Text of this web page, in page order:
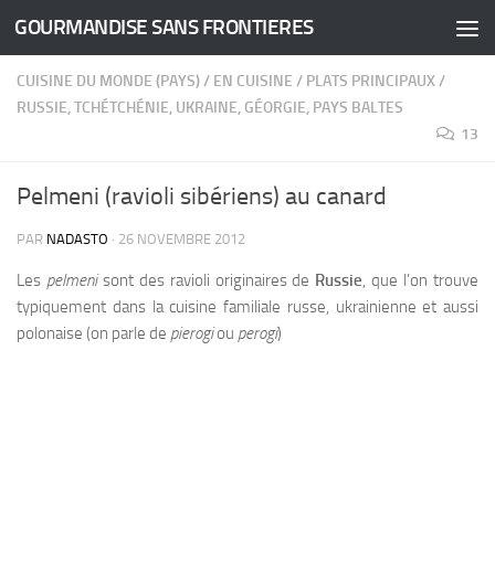
Skip to content
GOURMANDISE SANS FRONTIERES
CUISINE DU MONDE (PAYS)/ EN CUISINE / PLATS PRINCIPAUX/
RUSSIE, TCHÉTCHÉNIE, UKRAINE, GÉORGIE, PAYS BALTES
13
Pelmeni (ravioli sibériens) au canard
PAR NADASTO · 26 NOVEMBRE 2012
Les pelmenisont des ravioli originaires de Russie, que l’on trouve
typiquement dans la cuisine familiale russe, ukrainienne et aussi
polonaise (on parle de pierogiou perogi)